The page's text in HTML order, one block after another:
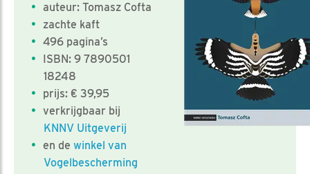
auteur: Tomasz Cofta
zachte kaft
496 pagina’s
ISBN: 9 7890501
18248
prijs: € 39,95
verkrijgbaar bij
KNNV Uitgeverij
en dewinkel van
Vogelbescherming